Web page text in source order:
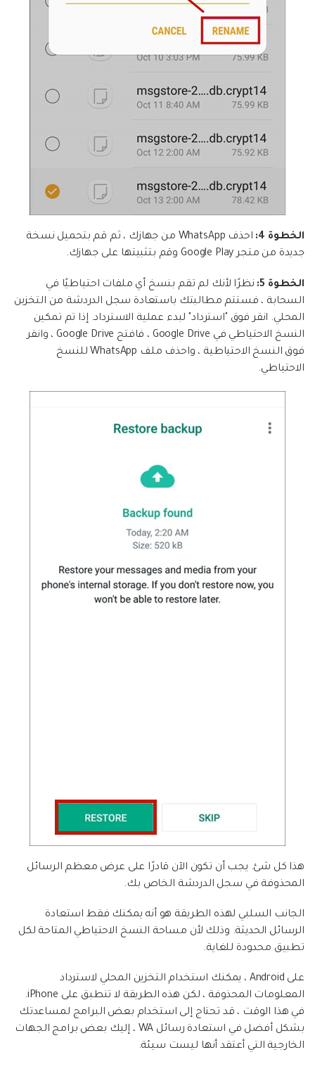
الخطوة 4:
احذف WhatsApp من جهازك ، ثم قم بتحميل نسخة
جديدة من متجر Google Play وقم بتثبيتها على جهازك.
الخطوة 5:
نظرًا لأنك لم تقم بنسخ أي ملفات احتياطيًا في
السحابة ، فستتم مطالبتك باستعادة سجل الدردشة من التخزين
المحلي. انقر فوق "استرداد" لبدء عملية الاسترداد. إذا تم تمكين
النسخ الاحتياطي في Google Drive ، فافتح Google Drive ، وانقر
فوق النسخ الاحتياطية ، واحذف ملف WhatsApp للنسخ
الاحتياطي.
هذا كل شئ. يجب أن تكون الآن قادرًا على عرض معظم الرسائل
المحذوفة في سجل الدردشة الخاص بك.
الجانب السلبي لهذه الطريقة هو أنه يمكنك فقط استعادة
الرسائل الحديثة. وذلك لأن مساحة النسخ الاحتياطي المتاحة لكل
تطبيق محدودة للغاية.
على Android ، يمكنك استخدام التخزين المحلي لاسترداد
المعلومات المحذوفة ، لكن هذه الطريقة لا تنطبق على iPhone.
في هذا الوقت ، قد تحتاج إلى استخدام بعض البرامج لمساعدتك
بشكل أفضل في استعادة رسائل WA ، إليك بعض برامج الجهات
الخارجية التي أعتقد أنها ليست سيئة.